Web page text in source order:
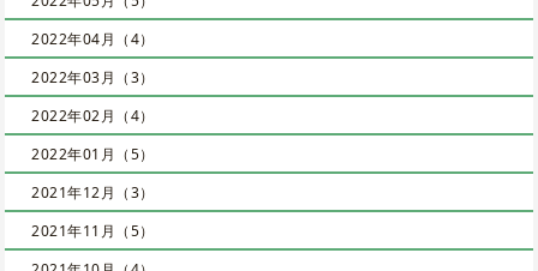
2022年04月（4）
2022年03月（3）
2022年02月（4）
2022年01月（5）
2021年12月（3）
2021年11月（5）